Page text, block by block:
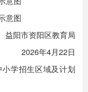
意图
益阳市资阳区教育局
2026年4月22日
学招生区域及计划